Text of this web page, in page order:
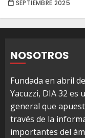
SEPTIEMBRE 2025
NOSOTROS
Fundada en abril
Yacuzzi, DIA 32
general que
través de la
importantes del